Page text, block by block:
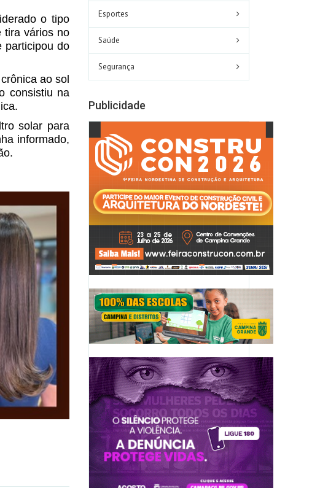
o tipo
tira vários no
participou do
ao sol
consistiu na
solar para
informado,
Esportes
Saúde
Segurança
Publicidade